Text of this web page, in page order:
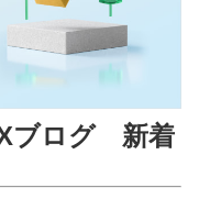
ブログ 新着